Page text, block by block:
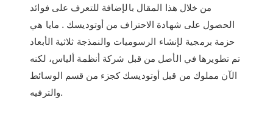
من خلال هذا المقال بالإضافة للتعرف على فوائد
الحصول على شهادة الاحتراف من أوتوديسك . مايا هي
حزمة برمجية لإنشاء الرسوميات والنمذجة ثلاثية الأبعاد
تم تطويرها في الأصل من قبل شركة أنظمة ألياس، لكنه
الآن مملوك من قبل أوتوديسك كجزء من قسم الوسائط
والترفيه.